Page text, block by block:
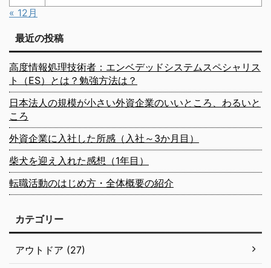
« 12月
最近の投稿
高度情報処理技術者：エンベデッドシステムスペシャリス
ト（ES）とは？勉強方法は？
日本法人の規模が小さい外資企業のいいところ、わるいと
ころ
外資企業に入社した所感（入社～3か月目）
柴犬を迎え入れた感想（1年目）
転職活動のはじめ方・全体概要の紹介
カテゴリー
アウトドア (27)